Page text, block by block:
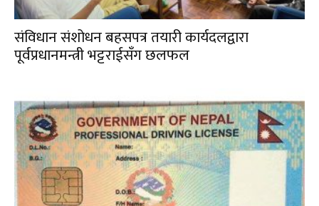
संविधान संशोधन बहसपत्र तयारी कार्यदलद्वारा
पूर्वप्रधानमन्त्री भट्टराईसँग छलफल